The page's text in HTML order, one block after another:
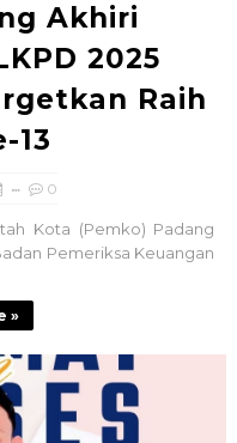
Akhiri
2025
Raih
13
0
Kota (Pemko) Padang
Pemeriksa Keuangan
»